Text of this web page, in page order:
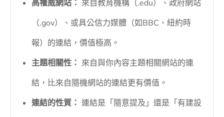
高權威網站： 來自教育機構（.edu）、政府網站
（.gov）、或具公信力媒體（如BBC、紐約時
報）的連結，價值極高。
主題相關性： 來自與你內容主題相關網站的連
結，比來自隨機網站的連結更有價值。
連結的性質： 連結是「隨意提及」還是「有建設